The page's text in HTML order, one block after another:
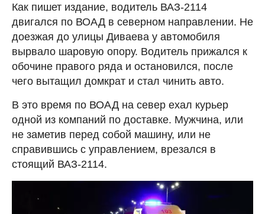
Как пишет издание, водитель ВАЗ-2114
двигался по ВОАД в северном направлении. Не
доезжая до улицы Диваева у автомобиля
вырвало шаровую опору. Водитель прижался к
обочине правого ряда и остановился, после
чего вытащил домкрат и стал чинить авто.
В это время по ВОАД на север ехал курьер
одной из компаний по доставке. Мужчина, или
не заметив перед собой машину, или не
справившись с управлением, врезался в
стоящий ВАЗ-2114.